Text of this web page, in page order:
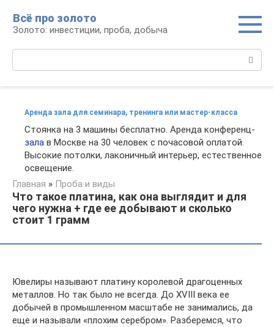
контенту
Всё про золото
Золото: инвестиции, проба, добыча
Аренда зала для семинара, тренинга или мастер-класса
Стоянка на 3 машины бесплатно. Аренда конференц-
зала в Москве на 30 человек с почасовой оплатой.
Высокие потолки, лаконичный интерьер, естественное
освещение.
Главная » Проба и виды
Что такое платина, как она выглядит и для
чего нужна + где ее добывают и сколько
стоит 1 грамм
Ювелиры называют платину королевой драгоценных
металлов. Но так было не всегда. До XVIII века ее
добычей в промышленном масштабе не занимались, да
еще и называли «плохим серебром». Разберемся, что